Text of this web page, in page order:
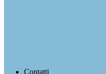
Contatti